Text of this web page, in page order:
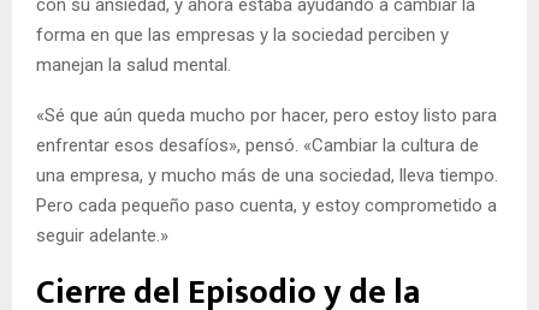
forma en que las empresas y la sociedad perciben y
manejan la salud mental.
«Sé que aún queda mucho por hacer, pero estoy listo para
enfrentar esos desafíos», pensó. «Cambiar la cultura de
una empresa, y mucho más de una sociedad, lleva tiempo.
Pero cada pequeño paso cuenta, y estoy comprometido a
seguir adelante.»
Cierre del Episodio y de la